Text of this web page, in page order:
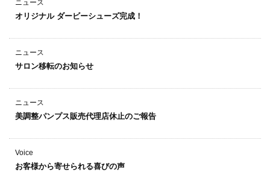
ニュース
オリジナル ダービーシューズ完成！
ニュース
サロン移転のお知らせ
ニュース
美調整パンプス販売代理店休止のご報告
Voice
お客様から寄せられる喜びの声